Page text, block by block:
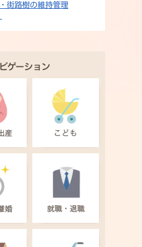
街路樹の維持管理
ゲーション